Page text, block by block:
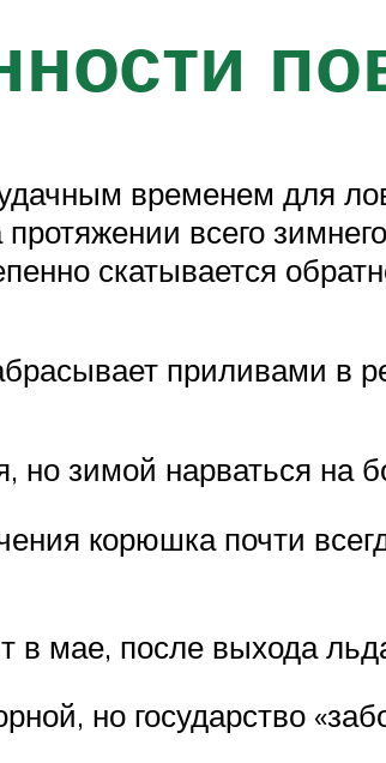
временем для
всего
скатывается
приливами в
но зимой нарваться на
корюшка почти
в мае, после выхода
но государство